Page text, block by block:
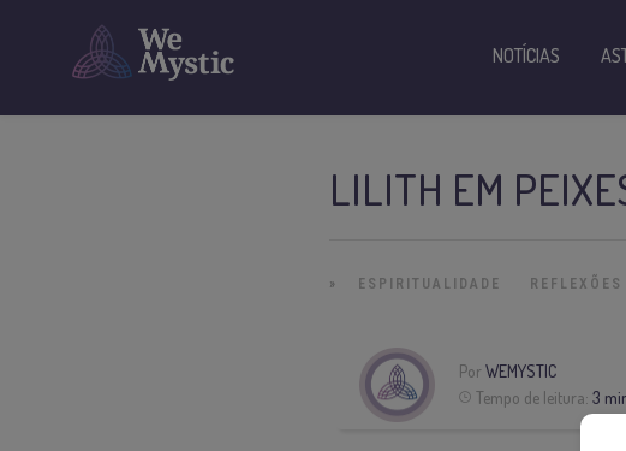
LILITH EM
» ESPIRITUALIDADE
PorWEMYSTIC
Tempo de leitura:3
NOTÍCIAS